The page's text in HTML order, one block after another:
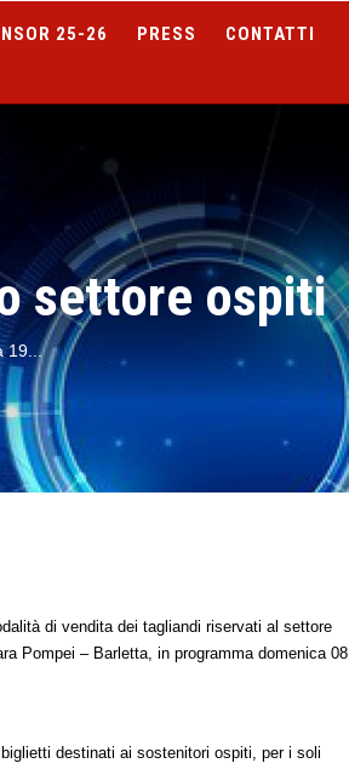
25-26 PRESS
CONTATTI
settore ospiti
19...
di vendita dei tagliandi riservati al settore
Pompei – Barletta, in programma domenica 08
destinati ai sostenitori ospiti, per i soli